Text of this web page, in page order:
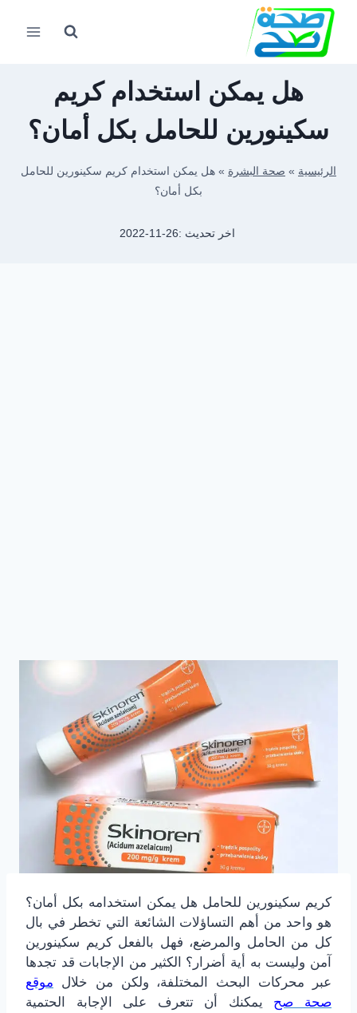
التجاوز
المحتوى
هل يمكن استخدام كريم
سكينورين للحامل بكل أمان؟
الرئيسية » صحة البشرة » هل يمكن استخدام كريم سكينورين للحامل
بكل أمان؟
اخر تحديث :2022-11-26
كريم سكينورين للحامل هل يمكن استخدامه بكل أمان؟
هو واحد من أهم التساؤلات الشائعة التي تخطر في بال
كل من الحامل والمرضع، فهل بالفعل كريم سكينورين
آمن وليست به أية أضرار؟ الكثير من الإجابات قد تجدها
عبر محركات البحث المختلفة، ولكن من خلال موقع
صحة صح يمكنك أن تتعرف على الإجابة الحتمية